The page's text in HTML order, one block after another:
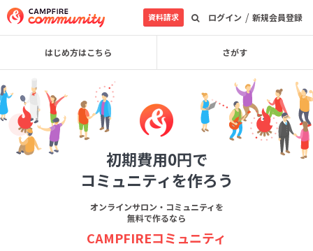
ログイン / 新規会員登録
資料請求
はじめ方はこちら さがす
初期費用0円で
コミュニティを作ろう
オンラインサロン・コミュニティを
無料で作るなら
CAMPFIREコミュニティ